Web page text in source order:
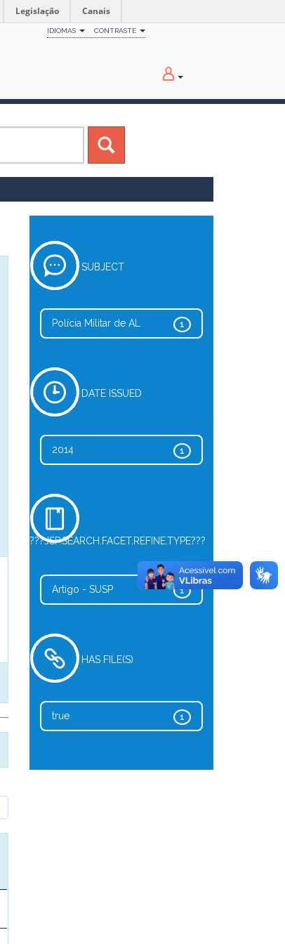
Legislação Canais
IDIOMAS CONTRASTE
SUBJECT
1
Polícia Militar de AL
DATE ISSUED
1
2014
???JSP.SEARCH.FACET.REFINE.TYPE???
1
Artigo - SUSP
HAS FILE(S)
1
true